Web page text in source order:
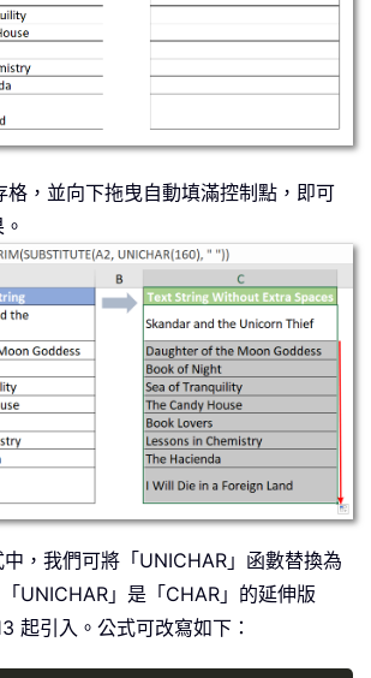
格，並向下拖曳自動填滿控制點，即可
，我們可將「UNICHAR」函數替換為
「UNICHAR」是「CHAR」的延伸版
起引入。公式可改寫如下：